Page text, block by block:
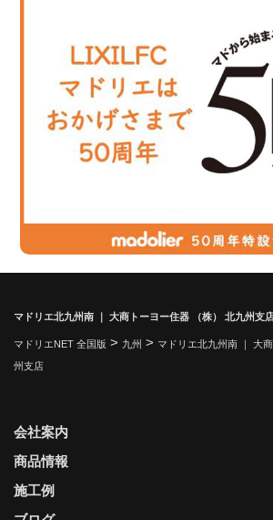
マドリエ北九州南 ｜ 大商トーヨー住器 （株） 北九州支
マドリエNET 全国版 > 九州 > マドリエ北九州南 ｜ 大
州支店
会社案内
商品情報
施工例